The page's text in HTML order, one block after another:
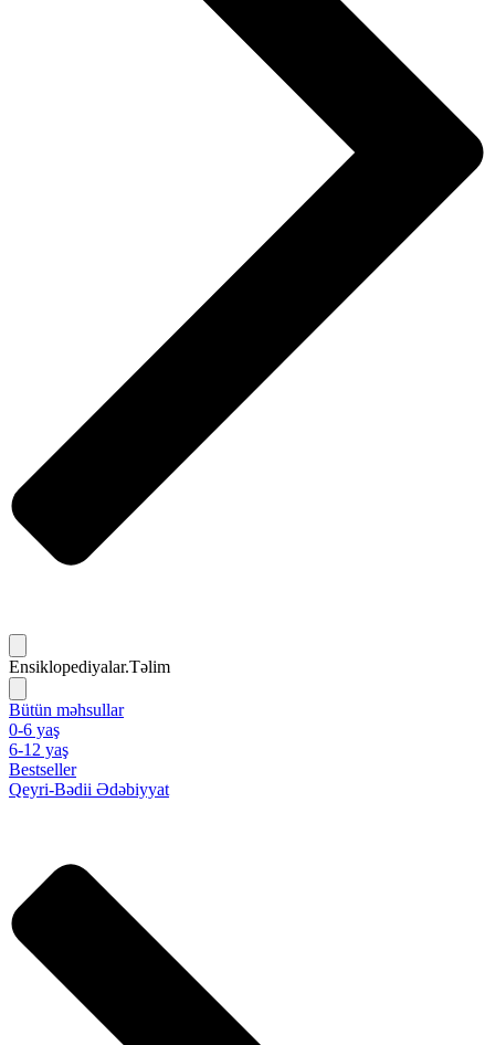
Ensiklopediyalar.Təlim
Bütün məhsullar
0-6 yaş
6-12 yaş
Bestseller
Qeyri-Bədii Ədəbiyyat